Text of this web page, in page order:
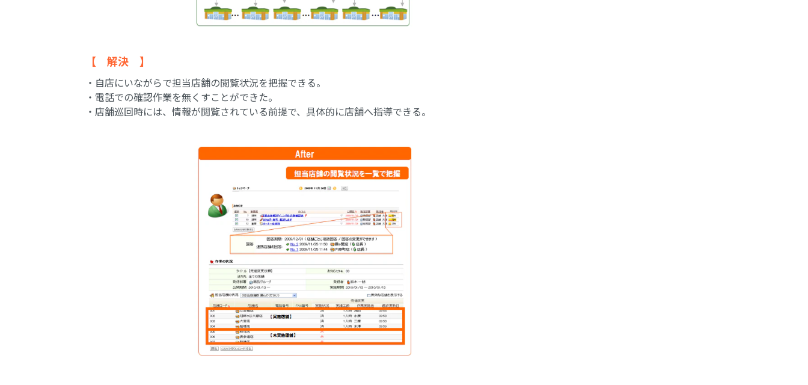
【 解決 】
・自店にいながらで担当店舗の閲覧状況を把握できる。
・電話での確認作業を無くすことができた。
・店舗巡回時には、情報が閲覧されている前提で、具体的に店舗へ指導できる。